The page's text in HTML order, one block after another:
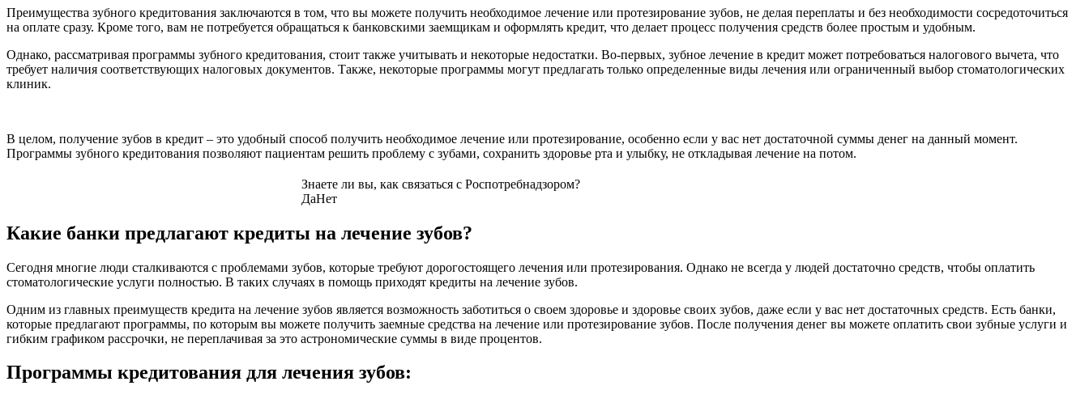
Преимущества зубного кредитования заключаются в том, что вы можете получить необходимое лечение или протезирование зубов, не делая переплаты и без необходимости сосредоточиться
на оплате сразу. Кроме того, вам не потребуется обращаться к банковскими заемщикам и оформлять кредит, что делает процесс получения средств более простым и удобным.
Однако, рассматривая программы зубного кредитования, стоит также учитывать и некоторые недостатки. Во-первых, зубное лечение в кредит может потребоваться налогового вычета, что
требует наличия соответствующих налоговых документов. Также, некоторые программы могут предлагать только определенные виды лечения или ограниченный выбор стоматологических
клиник.
В целом, получение зубов в кредит – это удобный способ получить необходимое лечение или протезирование, особенно если у вас нет достаточной суммы денег на данный момент.
Программы зубного кредитования позволяют пациентам решить проблему с зубами, сохранить здоровье рта и улыбку, не откладывая лечение на потом.
Знаете ли вы, как связаться с Роспотребнадзором?
ДаНет
Какие банки предлагают кредиты на лечение зубов?
Сегодня многие люди сталкиваются с проблемами зубов, которые требуют дорогостоящего лечения или протезирования. Однако не всегда у людей достаточно средств, чтобы оплатить
стоматологические услуги полностью. В таких случаях в помощь приходят кредиты на лечение зубов.
Одним из главных преимуществ кредита на лечение зубов является возможность заботиться о своем здоровье и здоровье своих зубов, даже если у вас нет достаточных средств. Есть банки,
которые предлагают программы, по которым вы можете получить заемные средства на лечение или протезирование зубов. После получения денег вы можете оплатить свои зубные услуги и
гибким графиком рассрочки, не переплачивая за это астрономические суммы в виде процентов.
Программы кредитования для лечения зубов: